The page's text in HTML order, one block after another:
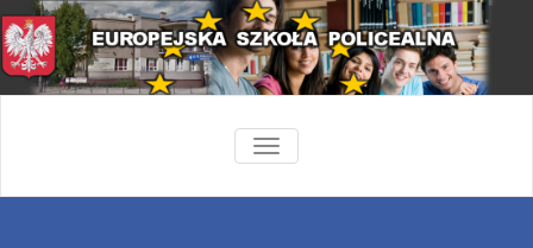
TOGGLE
NAVIGATION